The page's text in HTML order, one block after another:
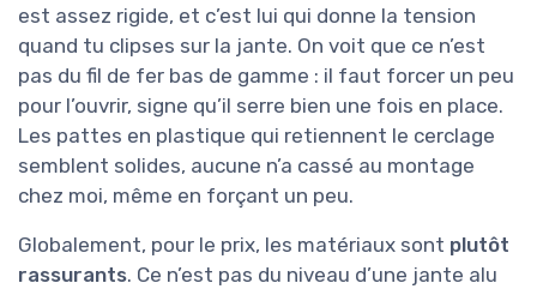
est assez rigide, et c’est lui qui donne la tension
quand tu clipses sur la jante. On voit que ce n’est
pas du fil de fer bas de gamme : il faut forcer un peu
pour l’ouvrir, signe qu’il serre bien une fois en place.
Les pattes en plastique qui retiennent le cerclage
semblent solides, aucune n’a cassé au montage
chez moi, même en forçant un peu.
Globalement, pour le prix, les matériaux sont plutôt
rassurants. Ce n’est pas du niveau d’une jante alu